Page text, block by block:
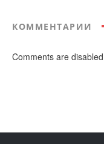
КОММЕНТАРИИ
Comments are disabled